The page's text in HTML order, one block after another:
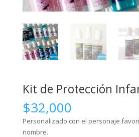
Kit de Protección
$32,000
Personalizado con el personaje
nombre.